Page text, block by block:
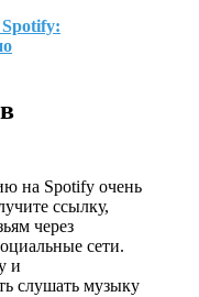
на Spotify очень
ссылку,
через
сети.
и
слушать музыку